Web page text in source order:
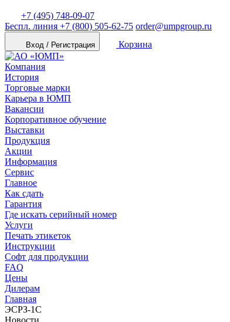
+7 (495) 748-09-07
Беспл. линия +7 (800) 505-62-75 order@umpgroup.ru
Вход / Регистрация Корзина
Компания
История
Торговые марки
Карьера в ЮМП
Вакансии
Корпоративное обучение
Выставки
Продукция
Акции
Информация
Сервис
Главное
Как сдать
Гарантия
Где искать серийный номер
Услуги
Печать этикеток
Инструкции
Софт для продукции
FAQ
Цены
Дилерам
Главная
ЭСРЗ-1С
Новости